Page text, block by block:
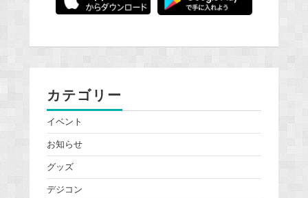
カテゴリー
イベント
お知らせ
グッズ
デジコン